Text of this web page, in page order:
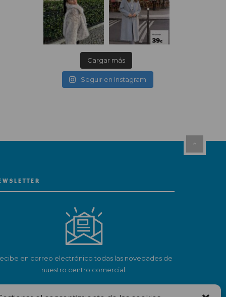
Cargar más
Seguir en Instagram
en correo electrónico todas las novedades de
nuestro centro comercial.